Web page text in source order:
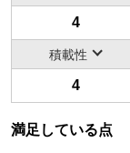
4
積載性
4
満足している点